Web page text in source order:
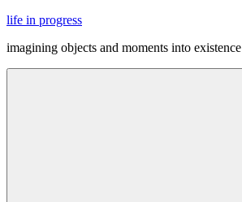
Skip
content
life in progress
imagining objects and moments into existence